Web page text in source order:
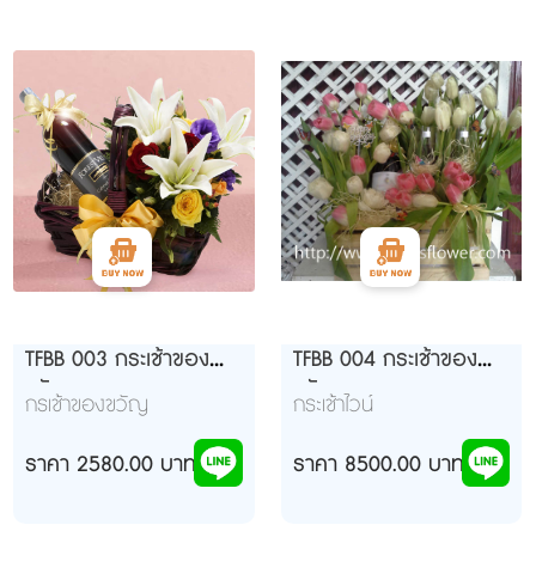
TFBB 003 กระเช้าของ
ขวัญ
กรเช้าของขวัญ
ราคา 2580.00 บาท
TFBB 004 กระเช้าของ
ขวัญ
กระเช้าไวน์
ราคา 8500.00 บาท